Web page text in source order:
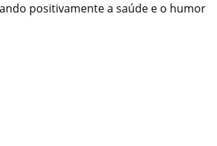
positivamente a saúde e o humor